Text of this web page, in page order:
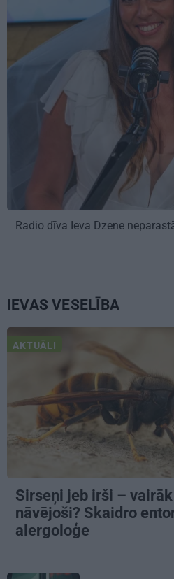
Radio dīva Ieva Dzene
IEVAS VESELĪBA
AKTUĀLI
Sirseņi jeb irši –
nāvējoši? Skaidro
alergoloģe